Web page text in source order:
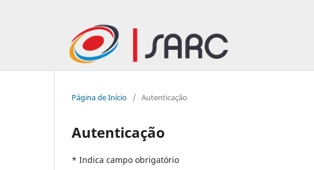
Página de Início / Autenticação
Autenticação
* Indica campo obrigatório